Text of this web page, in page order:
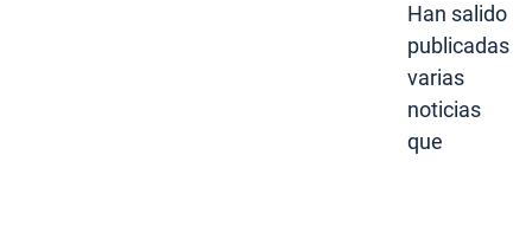
Han salido
publicadas
varias
noticias
que